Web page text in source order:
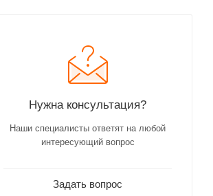
Нужна консультация?
Наши специалисты ответят на любой
интересующий вопрос
Задать вопрос